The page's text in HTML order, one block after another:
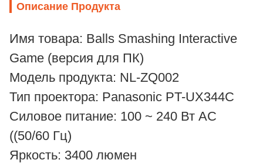
Описание Продукта
Имя товара: Balls Smashing Interactive
Game (версия для ПК)
Модель продукта: NL-ZQ002
Тип проектора: Panasonic PT-UX344C
Силовое питание: 100 ~ 240 Вт AC
((50/60 Гц)
Яркость: 3400 люмен